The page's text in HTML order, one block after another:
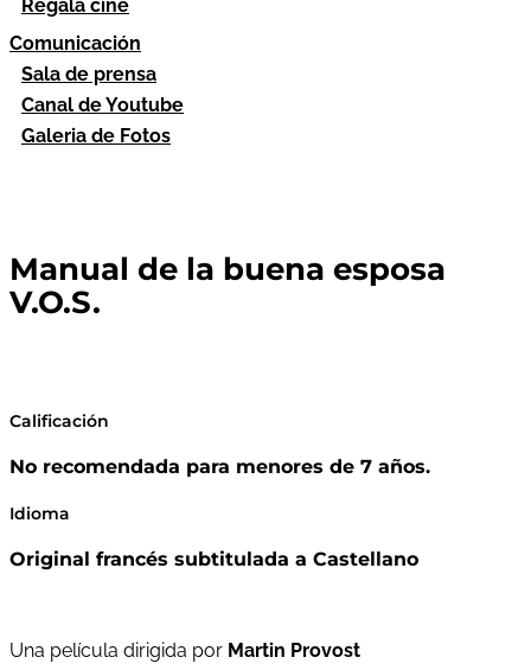
Regala cine
Comunicación
Sala de prensa
Canal de Youtube
Galeria de Fotos
Manual de la buena esposa
V.O.S.
Calificación
No recomendada para menores de 7 años.
Idioma
Original francés subtitulada a Castellano
Una película dirigida por Martin Provost